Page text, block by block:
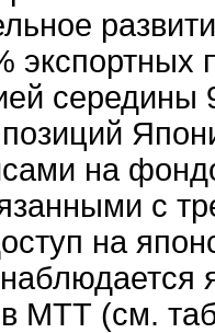
экспортных
середины
на
с
на
в МТТ (см.